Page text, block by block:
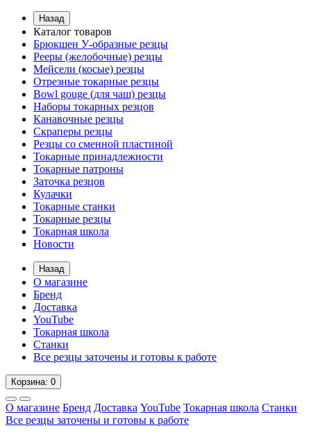
Назад
Каталог товаров
Брюкшен У-образные резцы
Рееры (желобочные) резцы
Мейсели (косые) резцы
Отрезные токарные резцы
Bowl gouge (для чаш) резцы
Наборы токарных резцов
Канавочные резцы
Скраперы резцы
Резцы со сменной пластиной
Токарные принадлежности
Токарные патроны
Заточка резцов
Кулачки
Токарные станки
Токарные резцы
Токарная школа
Новости
Назад
О магазине
Бренд
Доставка
YouTube
Токарная школа
Станки
Все резцы заточены и готовы к работе
Корзина: 0
О магазине Бренд Доставка YouTube Токарная школа Станки
Все резцы заточены и готовы к работе